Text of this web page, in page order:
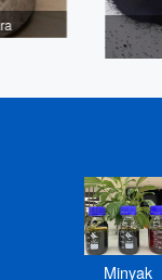
Minyak